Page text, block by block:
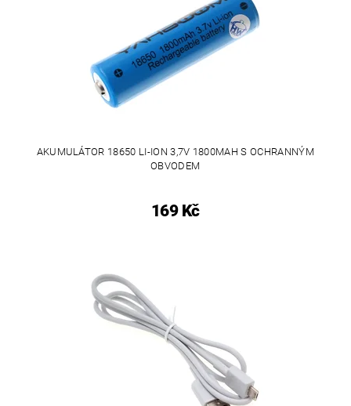
AKUMULÁTOR 18650 LI-ION 3,7V 1800MAH S OCHRANNÝM
OBVODEM
169 Kč